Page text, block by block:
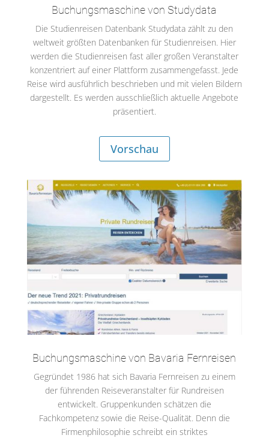
Buchungsmaschine von Studydata
Die Studienreisen Datenbank Studydata zählt zu den
weltweit größten Datenbanken für Studienreisen. Hier
werden die Studienreisen fast aller großen Veranstalter
konzentriert auf einer Plattform zusammengefasst. Jede
Reise wird ausführlich beschrieben und mit vielen Bildern
dargestellt. Es werden ausschließlich aktuelle Angebote
präsentiert.
Vorschau
Buchungsmaschine von Bavaria Fernreisen
Gegründet 1986 hat sich Bavaria Fernreisen zu einem
der führenden Reiseveranstalter für Rundreisen
entwickelt. Gruppenkunden schätzen die
Fachkompetenz sowie die Reise-Qualität. Denn die
Firmenphilosophie schreibt ein striktes